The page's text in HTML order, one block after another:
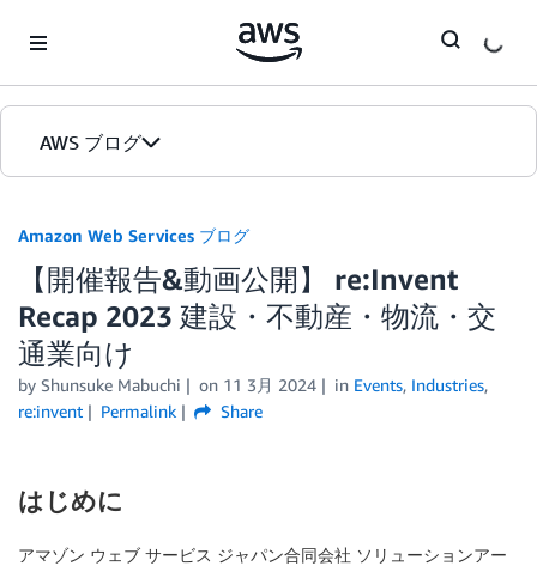
AWS ブログ
カテゴリ
エディション
Amazon Web Services ブログ
【開催報告&動画公開】 re:Invent
Recap 2023 建設・不動産・物流・交
通業向け
by Shunsuke Mabuchi on 11 3月 2024 in Events, Industries,
re:invent
Permalink Share
はじめに
アマゾン ウェブ サービス ジャパン合同会社 ソリューションアー